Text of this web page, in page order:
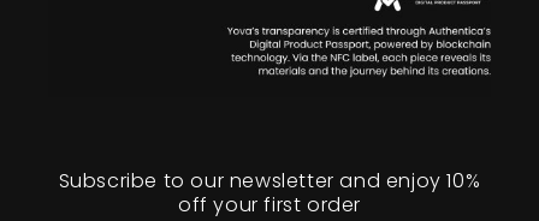
Subscribe to our newsletter and enjoy 10%
off your first order